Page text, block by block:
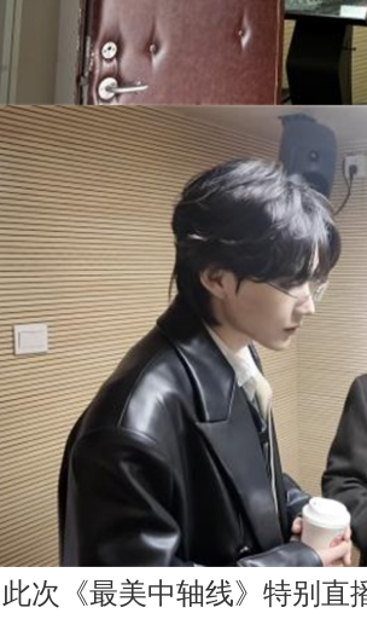
此次《最美中轴线》特别直